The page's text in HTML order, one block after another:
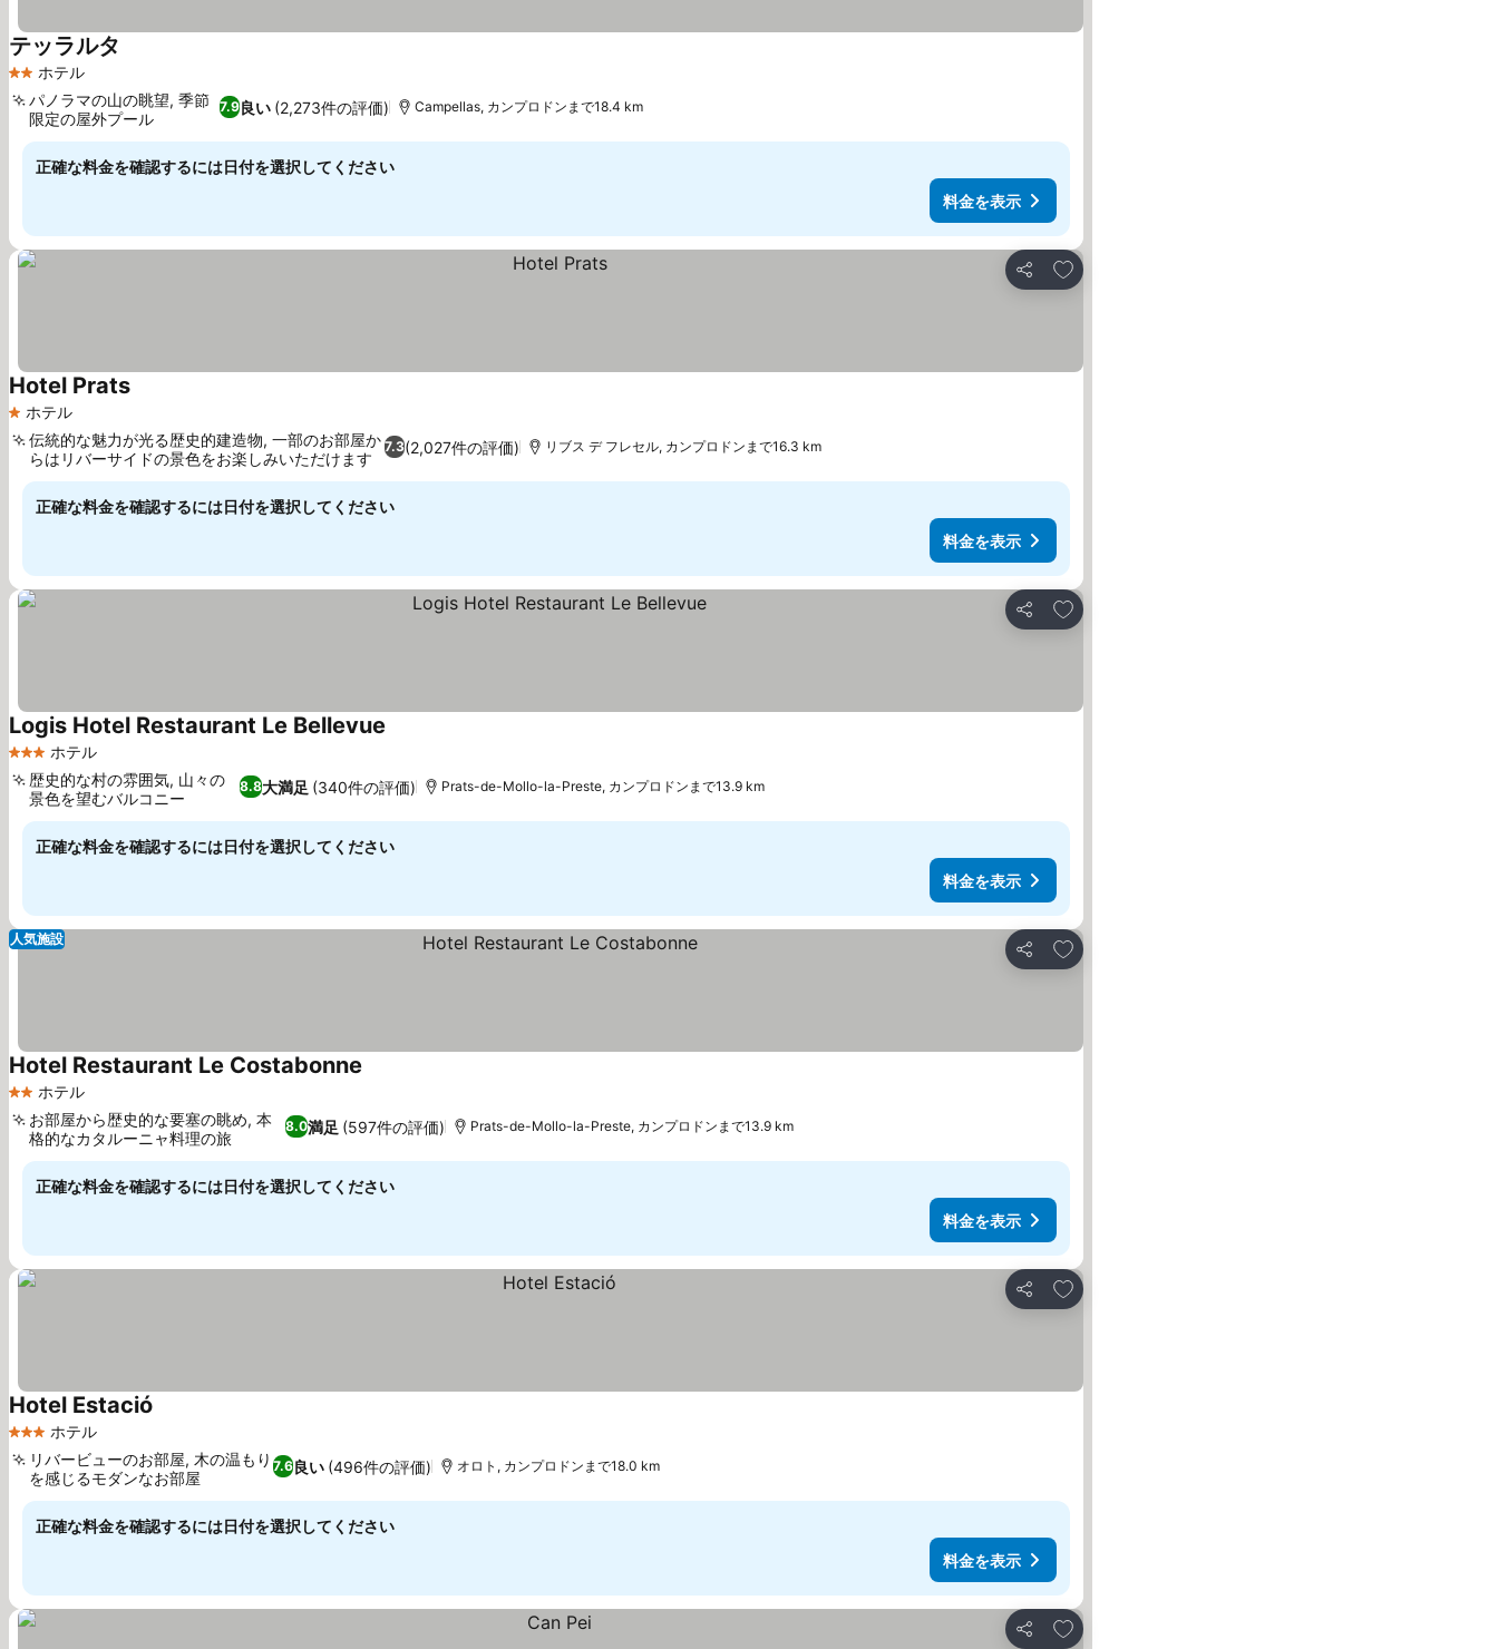
2 ホテルのランク
ホテル
テッラルタ
7.9良い (2,273件の評価)
パノラマの山の眺望, 季節
限定の屋外プール
Campellas, カンプロドンまで18.4 km
正確な料金を確認するには日付を選択してください
料金を表示
シェア
お気に入りに追加
1 ホテルのランク
ホテル
Hotel Prats
7.3(2,027件の評価)
伝統的な魅力が光る歴史的建造物, 一部のお部屋か
らはリバーサイドの景色をお楽しみいただけます
リブス デ フレセル, カンプロドンまで16.3 km
正確な料金を確認するには日付を選択してください
料金を表示
シェア
お気に入りに追加
3 ホテルのランク
ホテル
Logis Hotel Restaurant Le Bellevue
8.8大満足 (340件の評価)
歴史的な村の雰囲気, 山々の
景色を望むバルコニー
Prats-de-Mollo-la-Preste, カンプロドンまで13.9 km
正確な料金を確認するには日付を選択してください
料金を表示
シェア
お気に入りに追加
人気施設
2 ホテルのランク
ホテル
Hotel Restaurant Le Costabonne
8.0満足 (597件の評価)
お部屋から歴史的な要塞の眺め, 本
格的なカタルーニャ料理の旅
Prats-de-Mollo-la-Preste, カンプロドンまで13.9 km
正確な料金を確認するには日付を選択してください
料金を表示
シェア
お気に入りに追加
3 ホテルのランク
ホテル
Hotel Estació
7.6良い (496件の評価)
リバービューのお部屋, 木の温もり
を感じるモダンなお部屋
オロト, カンプロドンまで18.0 km
正確な料金を確認するには日付を選択してください
料金を表示
シェア
お気に入りに追加